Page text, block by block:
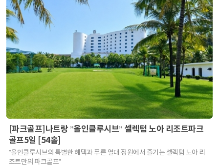
[파크골프]나트랑 ”올인클루시브” 셀렉텀 노아 리조트파크
골프5일 [54홀]
”올인클루시브의 특별한 혜택과 푸른 열대 정원에서 즐기는 셀렉텀 노아 리
조트만의 파크골프”